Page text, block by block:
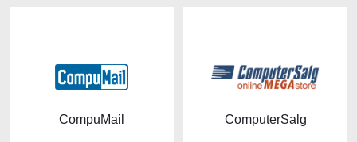
CompuMail ComputerSalg